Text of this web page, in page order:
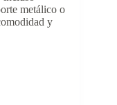
metálico o
y